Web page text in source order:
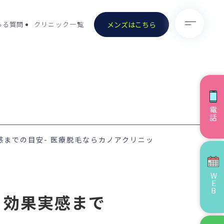
る質問 クリニック一覧 メンズはこちら
- 医療脱毛（男性）
- ノーリス(IPL)
去 - VISIA
電話
WEB
での目安- 医療脱毛ならカノアクリニッ
果実感まで